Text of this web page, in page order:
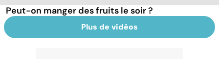
Peut-on manger des fruits le soir ?
Plus de vidéos